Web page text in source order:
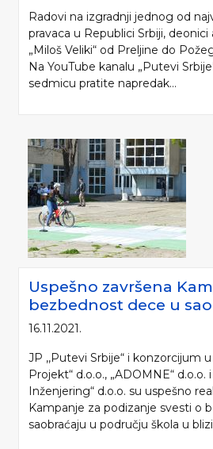
Radovi na izgradnji jednog od
pravaca u Republici Srbiji,
„Miloš Veliki“ od Preljine do
Na YouTube kanalu „Putevi
sedmicu pratite napredak...
Uspešno završena
bezbednost dece u
16.11.2021.
JP ,,Putevi Srbije“ i konzorcijum
Projekt“ d.o.o., „ADOMNE“ d.o.o.
Inženjering“ d.o.o. su uspešno
Kampanje za podizanje svesti o
saobraćaju u području škola u